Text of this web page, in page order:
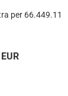
per 66.449.11